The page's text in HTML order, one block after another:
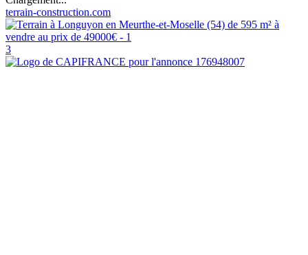
terrain-construction.com
3